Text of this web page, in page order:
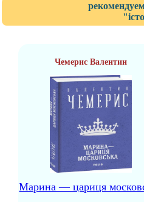
Чемерис Валентин
Марина — цариця